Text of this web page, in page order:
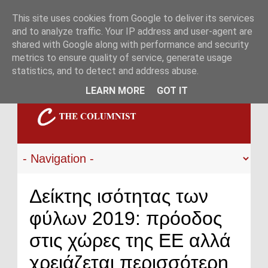
Δείκτης ισότητας των
φύλων 2019: πρόοδος
στις χώρες της ΕΕ αλλά
χρειάζεται περισσότερη
This site uses cookies from Google to deliver its services
and to analyze traffic. Your IP address and user-agent are
shared with Google along with performance and security
metrics to ensure quality of service, generate usage
statistics, and to detect and address abuse.
LEARN MORE
GOT IT